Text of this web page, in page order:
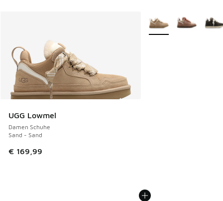
UGG Lowmel
Damen Schuhe
Sand - Sand
€ 169,99
Weitere Farben